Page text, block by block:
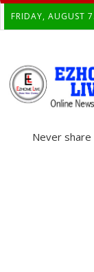
FRIDAY, AUGUST 7.
Never